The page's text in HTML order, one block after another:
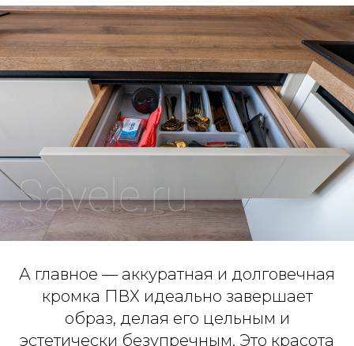
А главное — аккуратная и долговечная
кромка ПВХ идеально завершает
образ, делая его цельным и
эстетически безупречным. Это красота